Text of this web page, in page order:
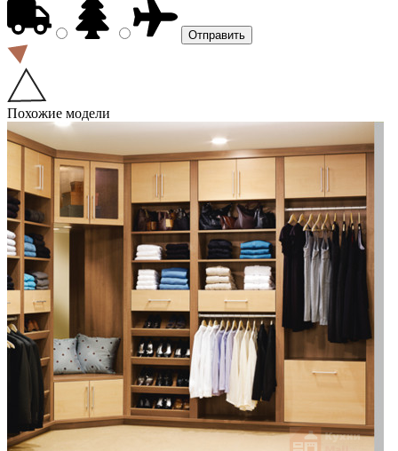
Похожие модели